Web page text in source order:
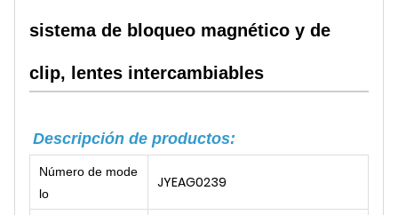
sistema de bloqueo magnético y de
clip, lentes intercambiables
Descripción de productos:
Número de mode
lo
JYEAG0239